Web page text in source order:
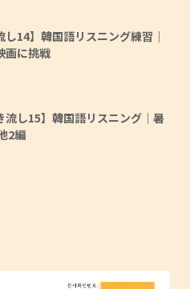
し14】韓国語リスニング練習｜
画に挑戦
流し15】韓国語リスニング｜暑
2編